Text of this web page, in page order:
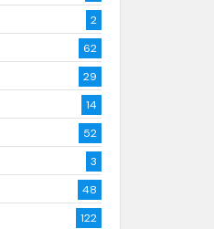
2
62
29
14
52
3
48
122